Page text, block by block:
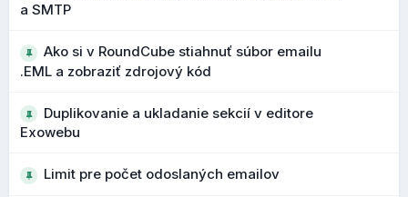
Bezpečnejšie upozornenia na podozrivé
adresy
Počas vývoja 1.7 boli vylepšené upozornenia na
potenciálne phishingové emaily a podozrivé adresy
podobných názvoch sa zobrazujú výraznejšie varovania.
a SMTP
Ako si v RoundCube stiahnuť súbor emailu
.EML a zobraziť zdrojový kód
Duplikovanie a ukladanie sekcií v editore
Exowebu
Limit pre počet odoslaných emailov